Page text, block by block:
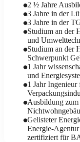
2 ½ Jahre
3 Jahre in der
3 Jahre in der
Studium an der
und
Studium an der
Schwerpunkt
1 Jahr
und
1 Jahr Ingenieur
Ausbildung zum
Gelisteter
Energie-
zertifiziert für